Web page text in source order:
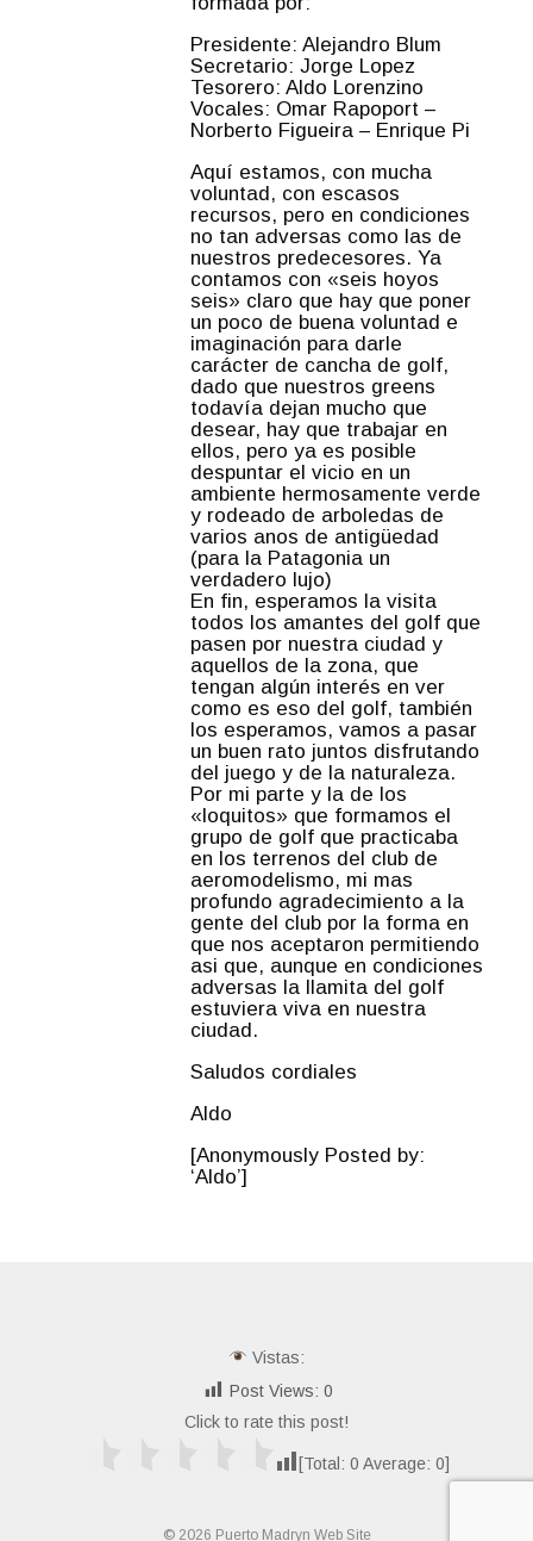
Presidente: Alejandro Blum
Secretario: Jorge Lopez
Tesorero: Aldo Lorenzino
Vocales: Omar Rapoport –
Norberto Figueira – Enrique Pi
Aquí estamos, con mucha
voluntad, con escasos
recursos, pero en condiciones
no tan adversas como las de
nuestros predecesores. Ya
contamos con «seis hoyos
seis» claro que hay que poner
un poco de buena voluntad e
imaginación para darle
carácter de cancha de golf,
dado que nuestros greens
todavía dejan mucho que
desear, hay que trabajar en
ellos, pero ya es posible
despuntar el vicio en un
ambiente hermosamente verde
y rodeado de arboledas de
varios anos de antigüedad
(para la Patagonia un
verdadero lujo)
En fin, esperamos la visita
todos los amantes del golf que
pasen por nuestra ciudad y
aquellos de la zona, que
tengan algún interés en ver
como es eso del golf, también
los esperamos, vamos a pasar
un buen rato juntos disfrutando
del juego y de la naturaleza.
Por mi parte y la de los
«loquitos» que formamos el
grupo de golf que practicaba
en los terrenos del club de
aeromodelismo, mi mas
profundo agradecimiento a la
gente del club por la forma en
que nos aceptaron permitiendo
asi que, aunque en condiciones
adversas la llamita del golf
estuviera viva en nuestra
ciudad.
Saludos cordiales
Aldo
[Anonymously Posted by:
‘Aldo’]
Vistas:
Post Views: 0
Click to rate this post!
[Total: 0 Average: 0]
© 2026 Puerto Madryn Web Site